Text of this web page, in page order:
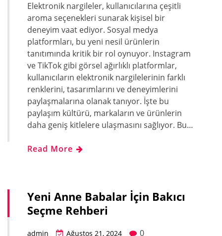
Elektronik nargileler, kullanıcılarına çeşitli
aroma seçenekleri sunarak kişisel bir
deneyim vaat ediyor. Sosyal medya
platformları, bu yeni nesil ürünlerin
tanıtımında kritik bir rol oynuyor. Instagram
ve TikTok gibi görsel ağırlıklı platformlar,
kullanıcıların elektronik nargilelerinin farklı
renklerini, tasarımlarını ve deneyimlerini
paylaşmalarına olanak tanıyor. İşte bu
paylaşım kültürü, markaların ve ürünlerin
daha geniş kitlelere ulaşmasını sağlıyor. Bu…
Read More
Yeni Anne Babalar İçin Bakıcı
Seçme Rehberi
admin Ağustos 21, 2024
0